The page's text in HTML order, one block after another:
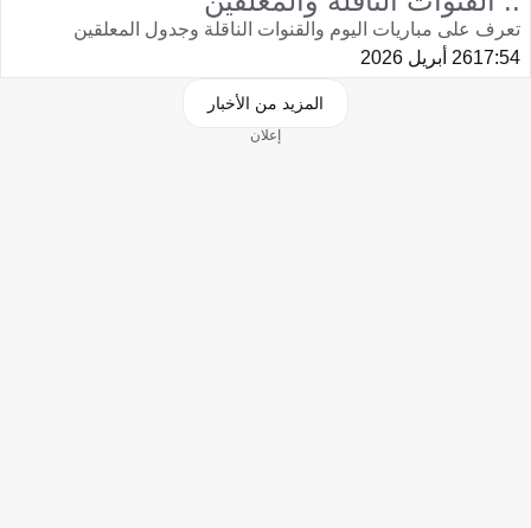
تعرف على مباريات اليوم والقنوات الناقلة وجدول المعلقين
17:5426 أبريل 2026
المزيد من الأخبار
إعلان